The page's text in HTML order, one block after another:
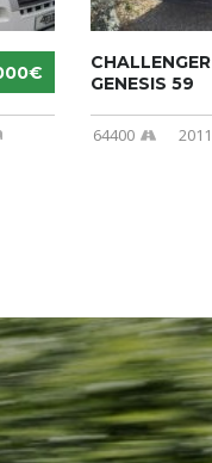
CHALLENGER
GENESIS 59
64400 2011